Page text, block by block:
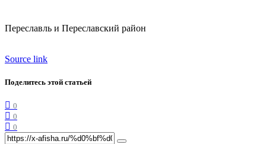
Переславль и Переславский район
Source link
Поделитесь этой статьей
0
0
0